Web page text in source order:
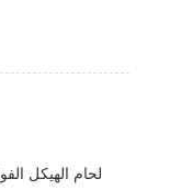
لحام الهيكل